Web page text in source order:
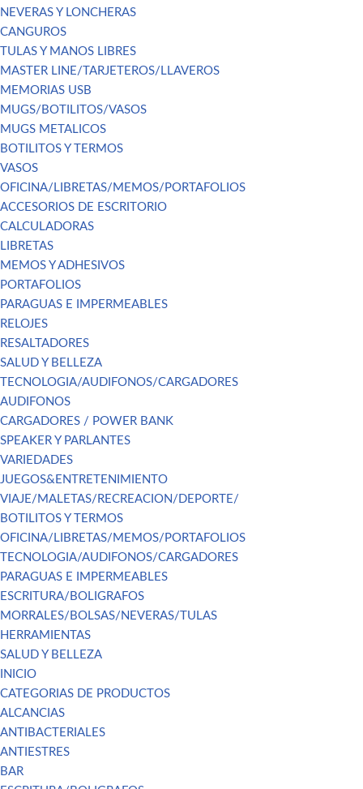
NEVERAS Y LONCHERAS
CANGUROS
TULAS Y MANOS LIBRES
MASTER LINE/TARJETEROS/LLAVEROS
MEMORIAS USB
MUGS/BOTILITOS/VASOS
MUGS METALICOS
BOTILITOS Y TERMOS
VASOS
OFICINA/LIBRETAS/MEMOS/PORTAFOLIOS
ACCESORIOS DE ESCRITORIO
CALCULADORAS
LIBRETAS
MEMOS Y ADHESIVOS
PORTAFOLIOS
PARAGUAS E IMPERMEABLES
RELOJES
RESALTADORES
SALUD Y BELLEZA
TECNOLOGIA/AUDIFONOS/CARGADORES
AUDIFONOS
CARGADORES / POWER BANK
SPEAKER Y PARLANTES
VARIEDADES
JUEGOS&ENTRETENIMIENTO
VIAJE/MALETAS/RECREACION/DEPORTE/
BOTILITOS Y TERMOS
OFICINA/LIBRETAS/MEMOS/PORTAFOLIOS
TECNOLOGIA/AUDIFONOS/CARGADORES
PARAGUAS E IMPERMEABLES
ESCRITURA/BOLIGRAFOS
MORRALES/BOLSAS/NEVERAS/TULAS
HERRAMIENTAS
SALUD Y BELLEZA
INICIO
CATEGORIAS DE PRODUCTOS
ALCANCIAS
ANTIBACTERIALES
ANTIESTRES
BAR